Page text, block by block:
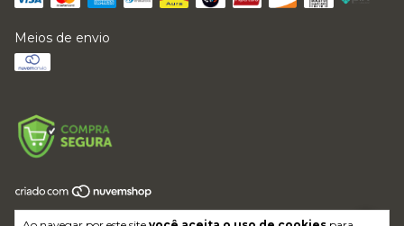
Meios de envio
Copyright LFMVKJ ROUPAS E ACESSORIOS LTDA - 64017614000169 -